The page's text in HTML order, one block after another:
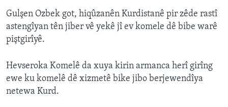
Gulşen Ozbek got, hiqûzanên Kurdistanê pir zêde rastî
astengîyan tên jiber vê yekê jî ev komele dê bibe warê
piştgirîyê.
Hevseroka Komelê da xuya kirin armanca herî girîng
ewe ku komelê dê xizmetê bike jibo berjewendîya
netewa Kurd.